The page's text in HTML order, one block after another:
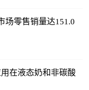
场零售销量达151.0
在液态奶和非碳酸